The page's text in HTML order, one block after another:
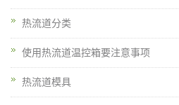
热流道分类
使用热流道温控箱要注意事项
热流道模具